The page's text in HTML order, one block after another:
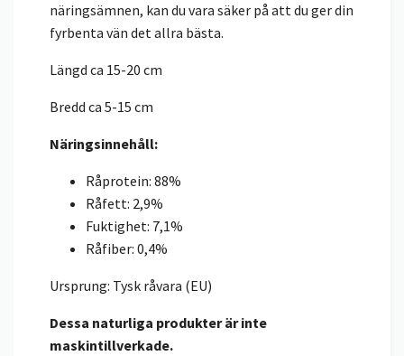
näringsämnen, kan du vara säker på att du ger din
fyrbenta vän det allra bästa.
Längd ca 15-20 cm
Bredd ca 5-15 cm
Näringsinnehåll:
Råprotein: 88%
Råfett: 2,9%
Fuktighet: 7,1%
Råfiber: 0,4%
Ursprung: Tysk råvara (EU)
Dessa naturliga produkter är inte
maskintillverkade.